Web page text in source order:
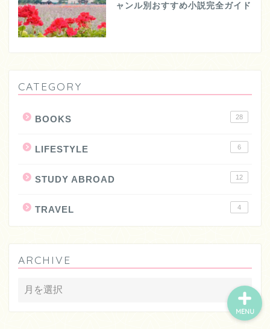
ャンル別おすすめ小説完全ガイド
CATEGORY
BOOKS 28
LIFESTYLE 6
STUDY ABROAD 12
TRAVEL 4
ARCHIVE
MENU